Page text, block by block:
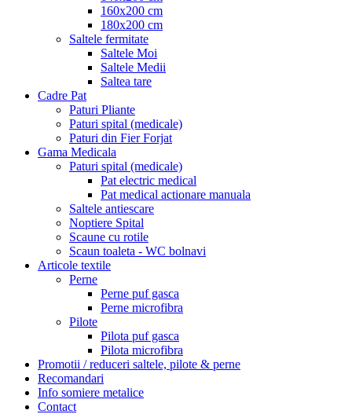
160x200 cm
180x200 cm
Saltele fermitate
Saltele Moi
Saltele Medii
Saltea tare
Cadre Pat
Paturi Pliante
Paturi spital (medicale)
Paturi din Fier Forjat
Gama Medicala
Paturi spital (medicale)
Pat electric medical
Pat medical actionare manuala
Saltele antiescare
Noptiere Spital
Scaune cu rotile
Scaun toaleta - WC bolnavi
Articole textile
Perne
Perne puf gasca
Perne microfibra
Pilote
Pilota puf gasca
Pilota microfibra
Promotii / reduceri saltele, pilote & perne
Recomandari
Info somiere metalice
Contact